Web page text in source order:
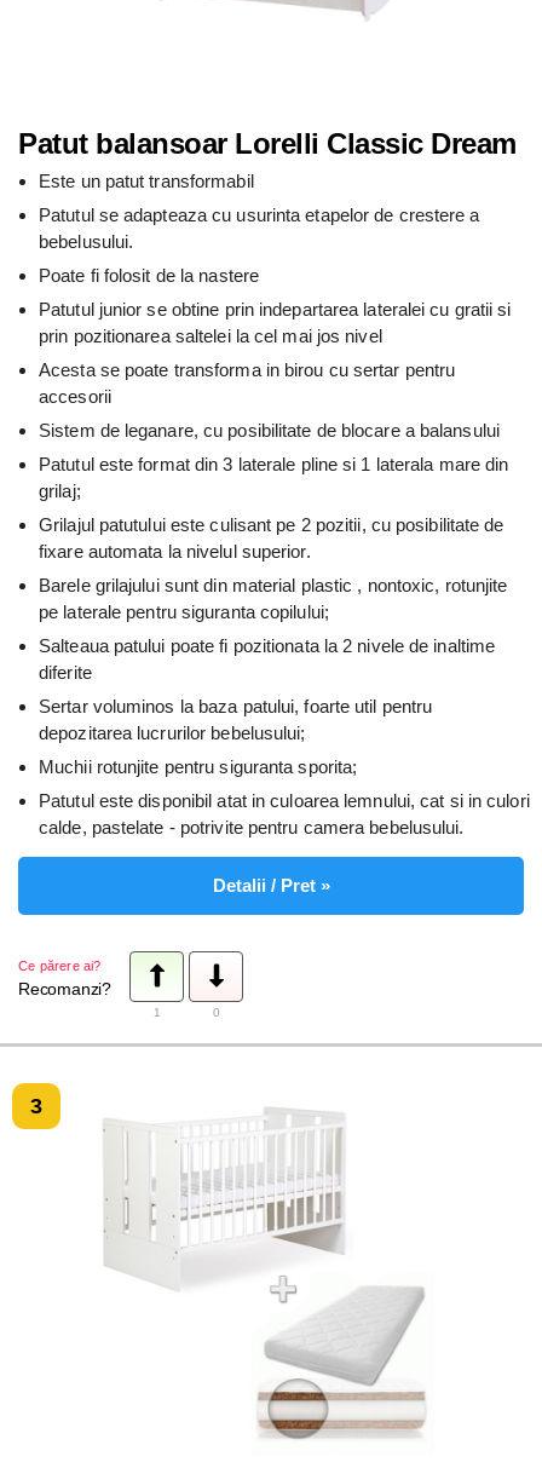
Patut balansoar Lorelli Classic Dream
Este un patut transformabil
Patutul se adapteaza cu usurinta etapelor de crestere a
bebelusului.
Poate fi folosit de la nastere
Patutul junior se obtine prin indepartarea lateralei cu gratii si
prin pozitionarea saltelei la cel mai jos nivel
Acesta se poate transforma in birou cu sertar pentru
accesorii
Sistem de leganare, cu posibilitate de blocare a balansului
Patutul este format din 3 laterale pline si 1 laterala mare din
grilaj;
Grilajul patutului este culisant pe 2 pozitii, cu posibilitate de
fixare automata la nivelul superior.
Barele grilajului sunt din material plastic , nontoxic, rotunjite
pe laterale pentru siguranta copilului;
Salteaua patului poate fi pozitionata la 2 nivele de inaltime
diferite
Sertar voluminos la baza patului, foarte util pentru
depozitarea lucrurilor bebelusului;
Muchii rotunjite pentru siguranta sporita;
Patutul este disponibil atat in culoarea lemnului, cat si in culori
calde, pastelate - potrivite pentru camera bebelusului.
Detalii / Pret »
Ce părere ai?
Recomanzi?
1 0
3